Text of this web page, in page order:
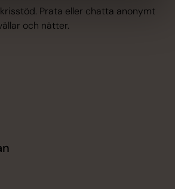
Prata eller chatta anonymt
och nätter.